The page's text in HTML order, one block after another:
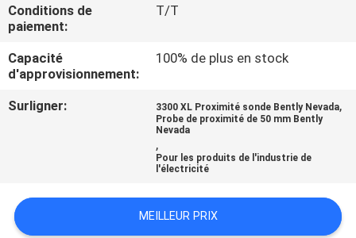
CONTRÔLE
DE
LA
QUALITÉ
NOUVELLES
Conditions de
paiement:
T/T
Capacité
d'approvisionnement:
100% de plus en stock
Surligner: 3300 XL Proximité sonde Bently Nevada,
Probe de proximité de 50 mm Bently
Nevada
,
Pour les produits de l'industrie de
l'électricité
MEILLEUR PRIX